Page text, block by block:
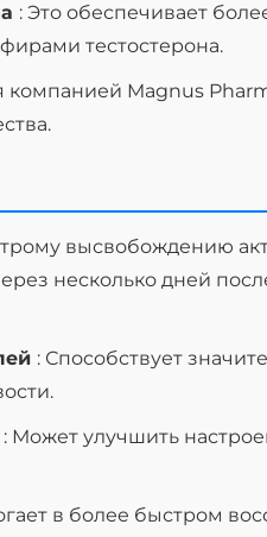
: Это обеспечивает
тестостерона.
компанией Magnus
высвобождению
несколько дней
: Способствует
: Может улучшить
в более быстром